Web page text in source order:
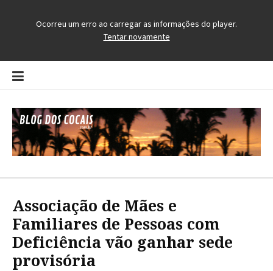
Pular
para
conteúdo
Associação de Mães e
Familiares de Pessoas com
Deficiência vão ganhar sede
provisória